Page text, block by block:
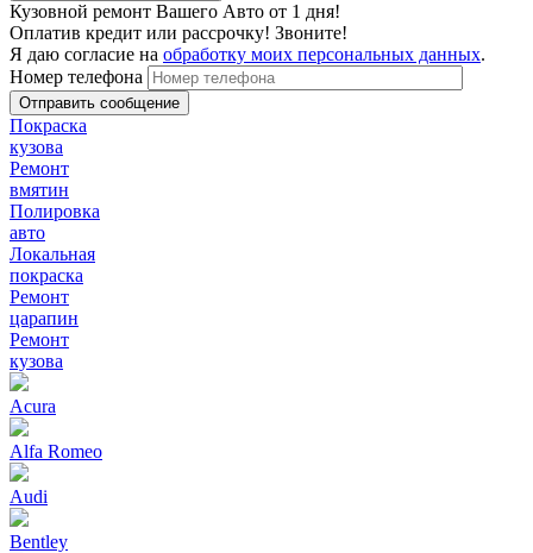
Кузовной ремонт Вашего Авто от 1 дня!
Оплатив кредит или рассрочку! Звоните!
Я даю согласие на обработку моих персональных данных.
Номер телефона
Покраска
кузова
Ремонт
вмятин
Полировка
авто
Локальная
покраска
Ремонт
царапин
Ремонт
кузова
Acura
Alfa Romeo
Audi
Bentley